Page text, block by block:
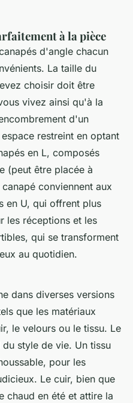
à la pièce
d'angle chacun
La taille du
choisir doit être
vivez ainsi qu'à la
d'un
restreint en optant
en L, composés
(peut être placée à
conviennent aux
en U, qui offrent plus
les réceptions et les
qui se transforment
au quotidien.
dans diverses versions
que les matériaux
le velours ou le tissu. Le
style de vie. Un tissu
pour les
Le cuir, bien que
chaud en été et attire la